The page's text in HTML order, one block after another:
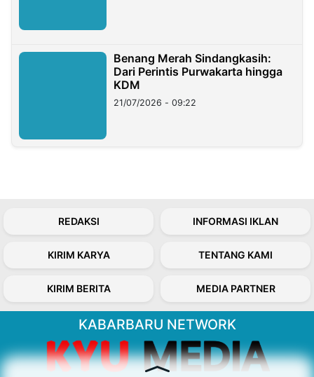
Benang Merah Sindangkasih:
Dari Perintis Purwakarta hingga
KDM
21/07/2026 - 09:22
REDAKSI INFORMASI IKLAN
KIRIM KARYA TENTANG KAMI
KIRIM BERITA MEDIA PARTNER
KABARBARU NETWORK